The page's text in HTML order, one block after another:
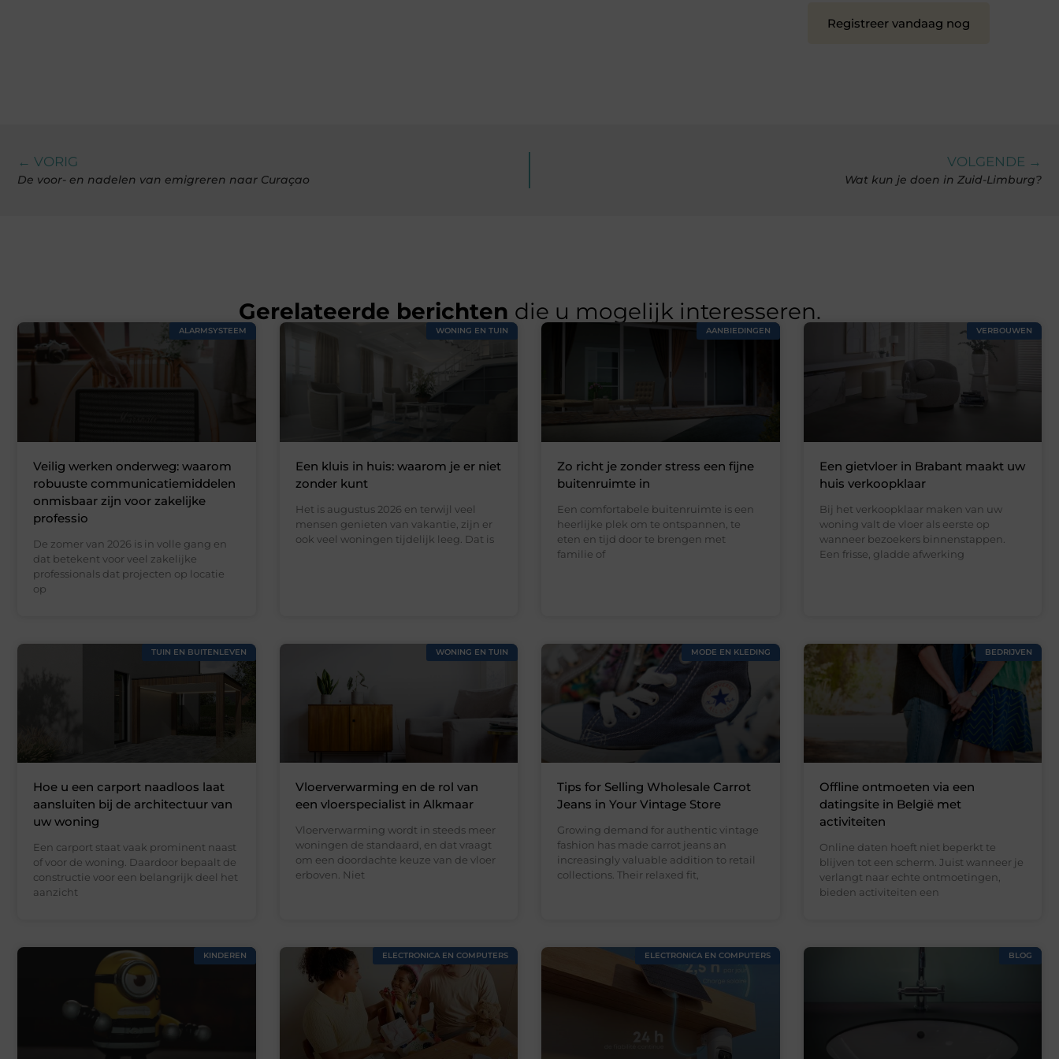
Registreer vandaag nog
← VORIG
De voor- en nadelen van emigreren naar Curaçao
VOLGENDE →
Wat kun je doen in Zuid-Limburg?
Gerelateerde berichten die u mogelijk interesseren.
ALARMSYSTEEM
Veilig werken onderweg: waarom
robuuste communicatiemiddelen
onmisbaar zijn voor zakelijke
professio
De zomer van 2026 is in volle gang en
dat betekent voor veel zakelijke
professionals dat projecten op locatie
op
WONING EN TUIN
Een kluis in huis: waarom je er niet
zonder kunt
Het is augustus 2026 en terwijl veel
mensen genieten van vakantie, zijn er
ook veel woningen tijdelijk leeg. Dat is
AANBIEDINGEN
Zo richt je zonder stress een fijne
buitenruimte in
Een comfortabele buitenruimte is een
heerlijke plek om te ontspannen, te
eten en tijd door te brengen met
familie of
VERBOUWEN
Een gietvloer in Brabant maakt uw
huis verkoopklaar
Bij het verkoopklaar maken van uw
woning valt de vloer als eerste op
wanneer bezoekers binnenstappen.
Een frisse, gladde afwerking
TUIN EN BUITENLEVEN
Hoe u een carport naadloos laat
aansluiten bij de architectuur van
uw woning
Een carport staat vaak prominent naast
of voor de woning. Daardoor bepaalt de
constructie voor een belangrijk deel het
aanzicht
WONING EN TUIN
Vloerverwarming en de rol van
een vloerspecialist in Alkmaar
Vloerverwarming wordt in steeds meer
woningen de standaard, en dat vraagt
om een doordachte keuze van de vloer
erboven. Niet
MODE EN KLEDING
Tips for Selling Wholesale Carrot
Jeans in Your Vintage Store
Growing demand for authentic vintage
fashion has made carrot jeans an
increasingly valuable addition to retail
collections. Their relaxed fit,
BEDRIJVEN
Offline ontmoeten via een
datingsite in België met
activiteiten
Online daten hoeft niet beperkt te
blijven tot een scherm. Juist wanneer je
verlangt naar echte ontmoetingen,
bieden activiteiten een
KINDEREN ELECTRONICA EN COMPUTERS ELECTRONICA EN COMPUTERS BLOG